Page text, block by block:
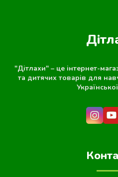
"Дітлахи" – це інтернет-
та дитячих товарів для